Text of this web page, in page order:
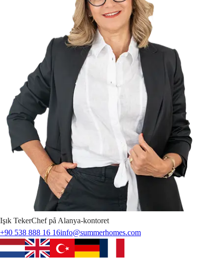
Işık TekerChef på Alanya-kontoret
+90 538 888 16 16info@summerhomes.com